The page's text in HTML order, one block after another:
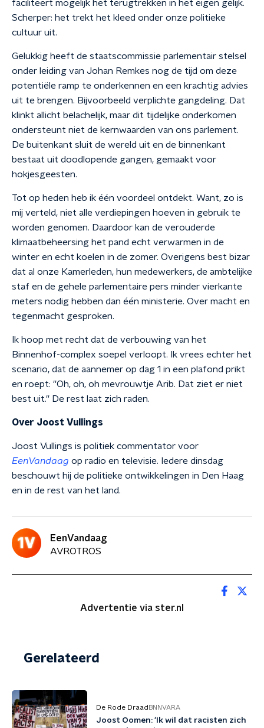
faciliteert mogelijk het terugtrekken in het eigen gelijk.
Scherper: het trekt het kleed onder onze politieke
cultuur uit.
Gelukkig heeft de staatscommissie parlementair stelsel
onder leiding van Johan Remkes nog de tijd om deze
potentiële ramp te onderkennen en een krachtig advies
uit te brengen. Bijvoorbeeld verplichte gangdeling. Dat
klinkt allicht belachelijk, maar dit tijdelijke onderkomen
ondersteunt niet de kernwaarden van ons parlement.
De buitenkant sluit de wereld uit en de binnenkant
bestaat uit doodlopende gangen, gemaakt voor
hokjesgeesten.
Tot op heden heb ik één voordeel ontdekt. Want, zo is
mij verteld, niet alle verdiepingen hoeven in gebruik te
worden genomen. Daardoor kan de verouderde
klimaatbeheersing het pand echt verwarmen in de
winter en echt koelen in de zomer. Overigens best bizar
dat al onze Kamerleden, hun medewerkers, de ambtelijke
staf en de gehele parlementaire pers minder vierkante
meters nodig hebben dan één ministerie. Over macht en
tegenmacht gesproken.
Ik hoop met recht dat de verbouwing van het
Binnenhof-complex soepel verloopt. Ik vrees echter het
scenario, dat de aannemer op dag 1 in een plafond prikt
en roept: ''Oh, oh, oh mevrouwtje Arib. Dat ziet er niet
best uit.'' De rest laat zich raden.
Over Joost Vullings
Joost Vullings is politiek commentator voor
EenVandaag op radio en televisie. Iedere dinsdag
beschouwt hij de politieke ontwikkelingen in Den Haag
en in de rest van het land.
EenVandaag
AVROTROS
Advertentie via ster.nl
Gerelateerd
De Rode Draad BNNVARA
Joost Oomen: 'Ik wil dat racisten zich